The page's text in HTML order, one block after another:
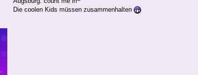
Die coolen Kids müssen zusammenhalten